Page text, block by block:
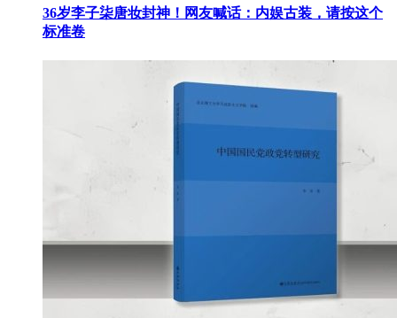
36岁李子柒唐妆封神！网友喊话：内娱古装，请按这个
标准卷